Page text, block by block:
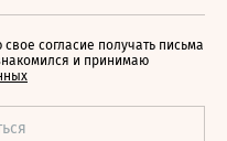
согласие получать письма
и принимаю